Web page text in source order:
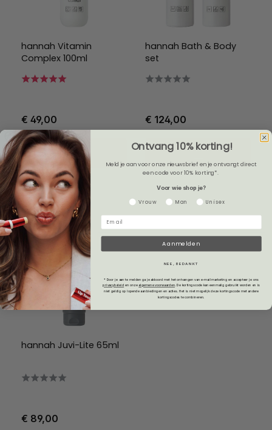
hannah Vitamin
Complex 100ml
€ 49,00
hannah Bath & Body
set
€ 124,00
hannah Juvi-Lite 65ml
€ 89,00
Ontvang 10% korting!
Meld je aan voor onze nieuwsbrief en je ontvangt direct
een code voor 10% korting*.
Voor wie shop je?
Gender
Vrouw Man Unisex
Aanmelden
NEE, BEDANKT
* Door je aan te melden ga je akkoord met het ontvangen van e-mailmarketing en accepteer je ons
privacybeleid en onze algemene voorwaarden .De kortingscode kan eenmalig gebruikt worden en is
niet geldig op lopende aanbiedingen en acties. Het is niet mogelijk deze kortingscode met andere
kortingscodes te combineren.